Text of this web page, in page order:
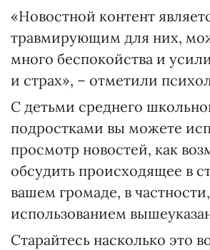
«Новостной контент
травмирующим для них,
много беспокойства и
и страх», – отметили
С детьми среднего
подростками вы можете
просмотр новостей, как
обсудить происходящее в
вашем громаде, в
использованием
Старайтесь насколько это